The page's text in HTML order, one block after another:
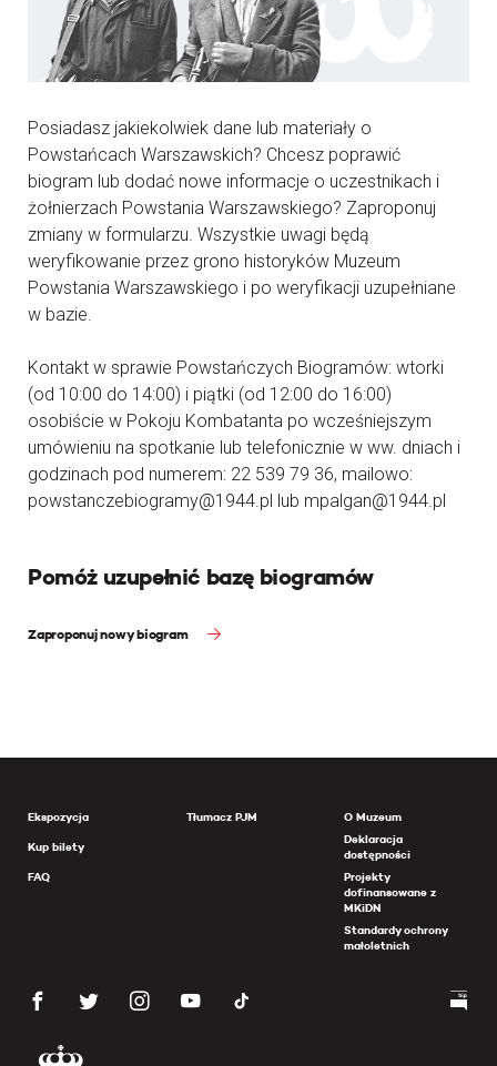
Posiadasz jakiekolwiek dane lub materiały o
Powstańcach Warszawskich? Chcesz poprawić
biogram lub dodać nowe informacje o uczestnikach i
żołnierzach Powstania Warszawskiego? Zaproponuj
zmiany w formularzu. Wszystkie uwagi będą
weryfikowanie przez grono historyków Muzeum
Powstania Warszawskiego i po weryfikacji uzupełniane
w bazie.
Kontakt w sprawie Powstańczych Biogramów: wtorki
(od 10:00 do 14:00) i piątki (od 12:00 do 16:00)
osobiście w Pokoju Kombatanta po wcześniejszym
umówieniu na spotkanie lub telefonicznie w ww. dniach i
godzinach pod numerem: 22 539 79 36, mailowo:
powstanczebiogramy@1944.pl lub mpalgan@1944.pl
Pomóż uzupełnić bazę biogramów
Zaproponuj nowy biogram
Ekspozycja
Kup bilety
FAQ
Tłumacz PJM
O Muzeum
Deklaracja
dostępności
Projekty
dofinansowane z
MKiDN
Standardy ochrony
małoletnich